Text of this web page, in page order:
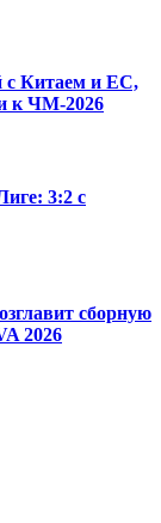
с Китаем и ЕС,
к ЧМ-2026
3:2 с
сборную
2026